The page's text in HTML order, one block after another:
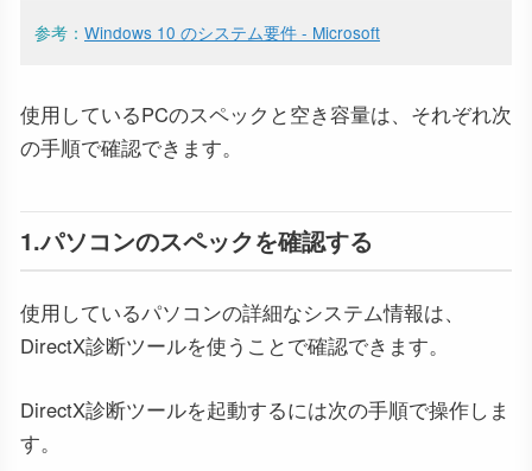
参考： Windows 10 のシステム要件 - Microsoft
使用しているPCのスペックと空き容量は、それぞれ次
の手順で確認できます。
1.パソコンのスペックを確認する
使用しているパソコンの詳細なシステム情報は、
DirectX診断ツールを使うことで確認できます。
DirectX診断ツールを起動するには次の手順で操作しま
す。